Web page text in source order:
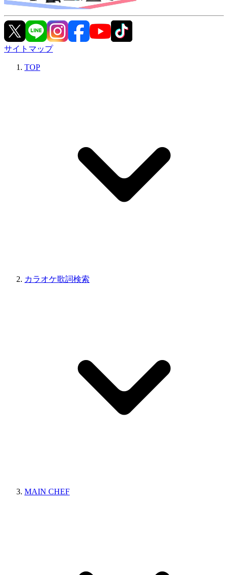
サイトマップ
TOP
カラオケ歌詞検索
MAIN CHEF